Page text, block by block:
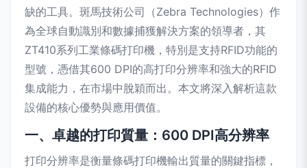
缺的工具。斑馬技術公司（Zebra Technologies）作
為全球自動識別和數據捕獲解決方案的領導者，其
ZT410系列工業條碼打印機，特別是支持RFID功能的
型號，憑借其600 DPI的高打印分辨率和強大的RFID
集成能力，在市場中脫穎而出。本文將深入解析這款
設備的核心優勢與應用價值。
一、卓越的打印質量：600 DPI高分辨率
打印分辨率是衡量條碼打印機輸出質量的關鍵指標，